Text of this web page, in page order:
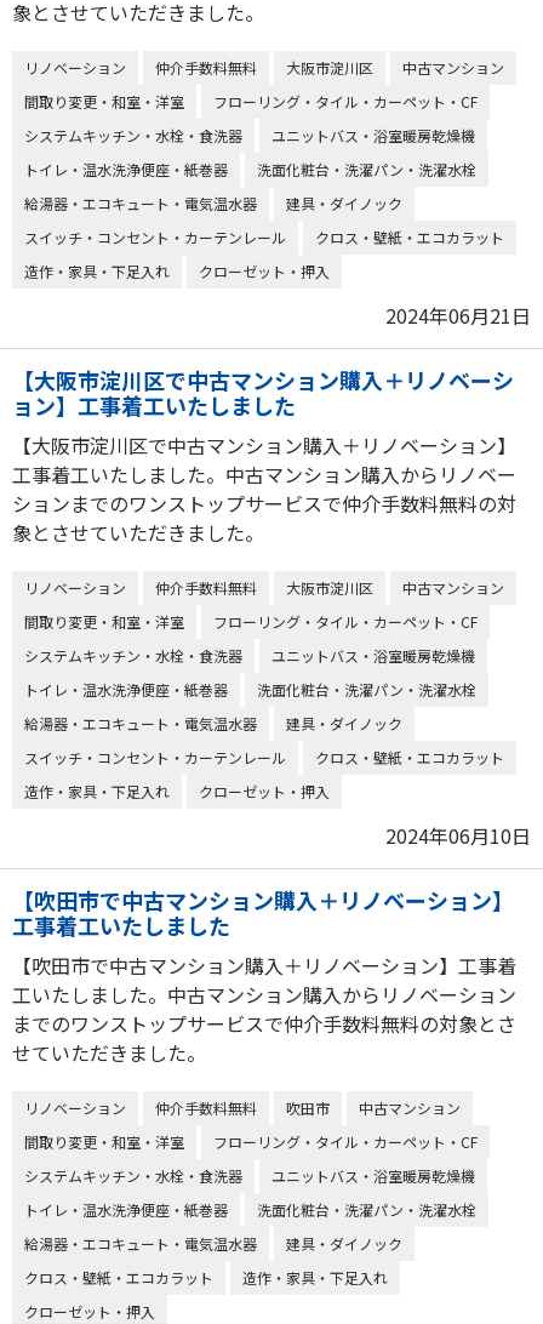
象とさせていただきました。
リノベーション 仲介手数料無料 大阪市淀川区
中古マンション
間取り変更・和室・洋室
フローリング・タイル・カーペット・CF
システムキッチン・水栓・食洗器
ユニットバス・浴室暖房乾燥機
トイレ・温水洗浄便座・紙巻器
洗面化粧台・洗濯パン・洗濯水栓
給湯器・エコキュート・電気温水器
建具・ダイノック
スイッチ・コンセント・カーテンレール
クロス・壁紙・エコカラット
造作・家具・下足入れ
クローゼット・押入
2024年06月21日
【大阪市淀川区で中古マンション購入＋リノベーシ
ョン】工事着工いたしました
【大阪市淀川区で中古マンション購入＋リノベーション】
工事着工いたしました。中古マンション購入からリノベー
ションまでのワンストップサービスで仲介手数料無料の対
象とさせていただきました。
リノベーション 仲介手数料無料 大阪市淀川区
中古マンション
間取り変更・和室・洋室
フローリング・タイル・カーペット・CF
システムキッチン・水栓・食洗器
ユニットバス・浴室暖房乾燥機
トイレ・温水洗浄便座・紙巻器
洗面化粧台・洗濯パン・洗濯水栓
給湯器・エコキュート・電気温水器
建具・ダイノック
スイッチ・コンセント・カーテンレール
クロス・壁紙・エコカラット
造作・家具・下足入れ
クローゼット・押入
2024年06月10日
【吹田市で中古マンション購入＋リノベーション】
工事着工いたしました
【吹田市で中古マンション購入＋リノベーション】工事着
工いたしました。中古マンション購入からリノベーション
までのワンストップサービスで仲介手数料無料の対象とさ
せていただきました。
リノベーション 仲介手数料無料 吹田市
中古マンション
間取り変更・和室・洋室
フローリング・タイル・カーペット・CF
システムキッチン・水栓・食洗器
ユニットバス・浴室暖房乾燥機
トイレ・温水洗浄便座・紙巻器
洗面化粧台・洗濯パン・洗濯水栓
給湯器・エコキュート・電気温水器
建具・ダイノック
クロス・壁紙・エコカラット
造作・家具・下足入れ
クローゼット・押入